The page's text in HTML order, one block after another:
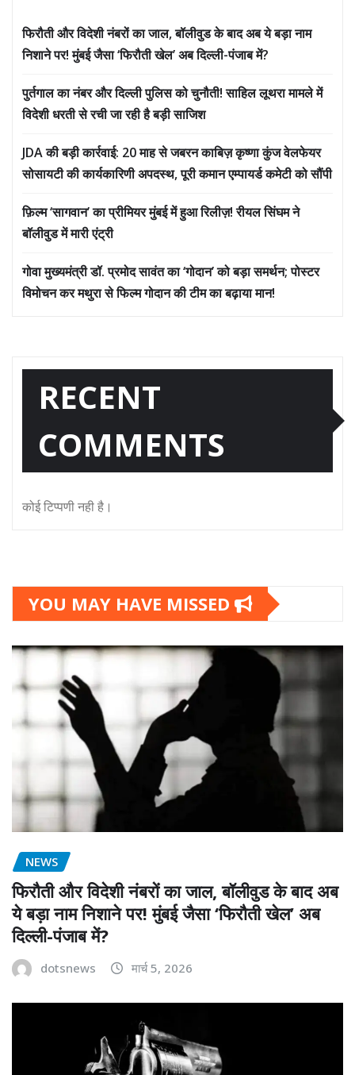
फिरौती और विदेशी नंबरों का जाल, बॉलीवुड के बाद अब ये बड़ा नाम
निशाने पर! मुंबई जैसा ‘फिरौती खेल’ अब दिल्ली-पंजाब में?
पुर्तगाल का नंबर और दिल्ली पुलिस को चुनौती! साहिल लूथरा मामले में
विदेशी धरती से रची जा रही है बड़ी साजिश
JDA की बड़ी कार्रवाई: 20 माह से जबरन काबिज़ कृष्णा कुंज वेलफेयर
सोसायटी की कार्यकारिणी अपदस्थ, पूरी कमान एम्पायर्ड कमेटी को सौंपी
फ़िल्म ‘सागवान’ का प्रीमियर मुंबई में हुआ रिलीज़! रीयल सिंघम ने
बॉलीवुड में मारी एंट्री
गोवा मुख्यमंत्री डॉ. प्रमोद सावंत का ‘गोदान’ को बड़ा समर्थन; पोस्टर
विमोचन कर मथुरा से फिल्म गोदान की टीम का बढ़ाया मान!
RECENT
COMMENTS
कोई टिप्पणी नही है।
YOU MAY HAVE MISSED
NEWS
फिरौती और विदेशी नंबरों का जाल, बॉलीवुड के बाद अब
ये बड़ा नाम निशाने पर! मुंबई जैसा ‘फिरौती खेल’ अब
दिल्ली-पंजाब में?
dotsnews मार्च 5, 2026